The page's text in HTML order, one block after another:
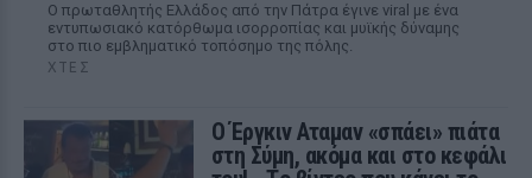
Ο πρωταθλητής Ελλάδος από την Πάτρα έγινε viral με ένα
εντυπωσιακό κατόρθωμα ισορροπίας και μυϊκής δύναμης
στο πιο εμβληματικό τοπόσημο της πόλης.
ΧΤΕΣ
Ο Έργκιν Αταμαν «σπάει» πιάτα
στη Σύμη, ακόμα και στο κεφάλι